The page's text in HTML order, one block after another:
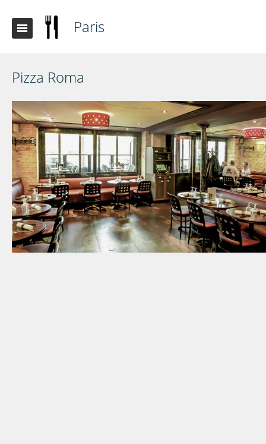
Paris
Pizza Roma